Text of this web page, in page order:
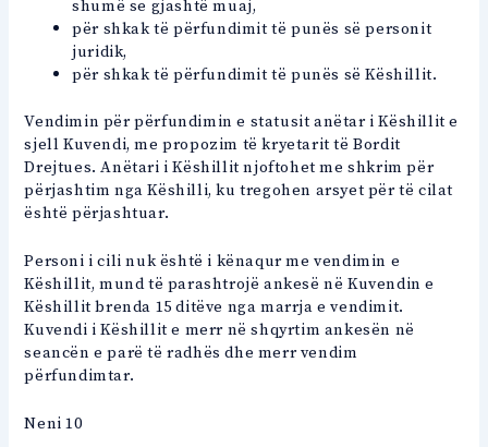
shumë se gjashtë muaj,
për shkak të përfundimit të punës së personit
juridik,
për shkak të përfundimit të punës së Këshillit.
Vendimin për përfundimin e statusit anëtar i Këshillit e
sjell Kuvendi, me propozim të kryetarit të Bordit
Drejtues. Anëtari i Këshillit njoftohet me shkrim për
përjashtim nga Këshilli, ku tregohen arsyet për të cilat
është përjashtuar.
Personi i cili nuk është i kënaqur me vendimin e
Këshillit, mund të parashtrojë ankesë në Kuvendin e
Këshillit brenda 15 ditëve nga marrja e vendimit.
Kuvendi i Këshillit e merr në shqyrtim ankesën në
seancën e parë të radhës dhe merr vendim
përfundimtar.
Neni 10